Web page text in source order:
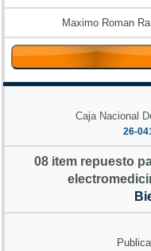
Maximo Roman
Caja Nacional
26-
08 item repuesto